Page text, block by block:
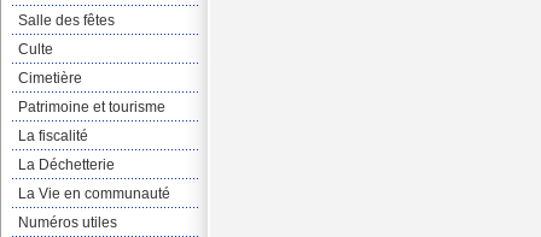
Salle des fêtes
Culte
Cimetière
Patrimoine et tourisme
La fiscalité
La Déchetterie
La Vie en communauté
Numéros utiles